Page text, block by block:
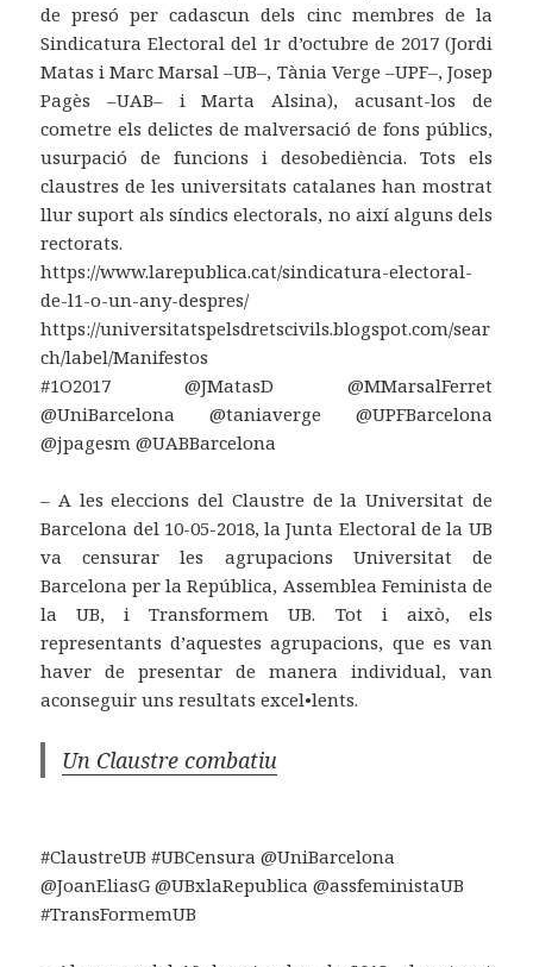
de presó per cadascun dels cinc membres de la
Sindicatura Electoral del 1r d’octubre de 2017 (Jordi
Matas i Marc Marsal ‒UB‒, Tània Verge ‒UPF‒, Josep
Pagès ‒UAB‒ i Marta Alsina), acusant-los de
cometre els delictes de malversació de fons públics,
usurpació de funcions i desobediència. Tots els
claustres de les universitats catalanes han mostrat
llur suport als síndics electorals, no així alguns dels
rectorats.
https://www.larepublica.cat/sindicatura-electoral-
de-l1-o-un-any-despres/
https://universitatspelsdretscivils.blogspot.com/sear
ch/label/Manifestos
#1O2017 @JMatasD @MMarsalFerret
@UniBarcelona @taniaverge @UPFBarcelona
@jpagesm @UABBarcelona
‒ A les eleccions del Claustre de la Universitat de
Barcelona del 10-05-2018, la Junta Electoral de la UB
va censurar les agrupacions Universitat de
Barcelona per la República, Assemblea Feminista de
la UB, i Transformem UB. Tot i això, els
representants d’aquestes agrupacions, que es van
haver de presentar de manera individual, van
aconseguir uns resultats excel•lents.
Un Claustre combatiu
#ClaustreUB #UBCensura @UniBarcelona
@JoanEliasG @UBxlaRepublica @assfeministaUB
#TransFormemUB